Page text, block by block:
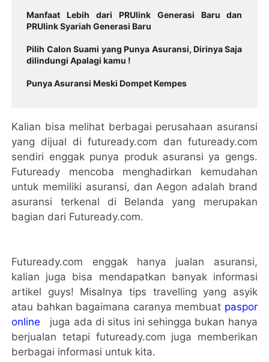
Manfaat Lebih dari PRUlink Generasi Baru dan
PRUlink Syariah Generasi Baru
Pilih Calon Suami yang Punya Asuransi, Dirinya Saja
dilindungi Apalagi kamu !
Punya Asuransi Meski Dompet Kempes
Kalian bisa melihat berbagai perusahaan asuransi
yang dijual di futuready.com dan futuready.com
sendiri enggak punya produk asuransi ya gengs.
Futuready mencoba menghadirkan kemudahan
untuk memiliki asuransi, dan Aegon adalah brand
asuransi terkenal di Belanda yang merupakan
bagian dari Futuready.com.
Futuready.com enggak hanya jualan asuransi,
kalian juga bisa mendapatkan banyak informasi
artikel guys! Misalnya tips travelling yang asyik
atau bahkan bagaimana caranya membuat paspor
online
juga ada di situs ini sehingga bukan hanya
berjualan tetapi futuready.com juga memberikan
berbagai informasi untuk kita.